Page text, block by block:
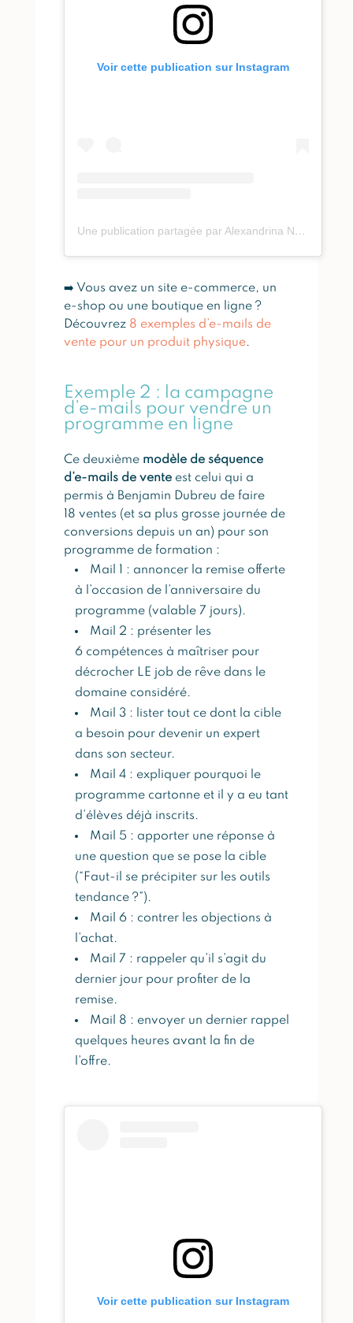
Voir cette publication sur Instagram
Une publication partagée par Alexandrina Nogueira De Sousa I Agence D’Emailing (@thewondersuccess)
➡️ Vous avez un site e-commerce, un
e-shop ou une boutique en ligne ?
Découvrez 8 exemples d’e-mails de
vente pour un produit physique.
Exemple 2 : la campagne
d’e-mails pour vendre un
programme en ligne
Ce deuxième modèle de séquence
d’e-mails de venteest celui qui a
permis à Benjamin Dubreu de faire
18 ventes (et sa plus grosse journée de
conversions depuis un an) pour son
programme de formation :
Mail 1 : annoncer la remise offerte
à l’occasion de l’anniversaire du
programme (valable 7 jours).
Mail 2 : présenter les
6 compétences à maîtriser pour
décrocher LE job de rêve dans le
domaine considéré.
Mail 3 : lister tout ce dont la cible
a besoin pour devenir un expert
dans son secteur.
Mail 4 : expliquer pourquoi le
programme cartonne et il y a eu tant
d’élèves déjà inscrits.
Mail 5 : apporter une réponse à
une question que se pose la cible
(“Faut-il se précipiter sur les outils
tendance ?”).
Mail 6 : contrer les objections à
l’achat.
Mail 7 : rappeler qu’il s’agit du
dernier jour pour profiter de la
remise.
Mail 8 : envoyer un dernier rappel
quelques heures avant la fin de
l’offre.
Voir cette publication sur Instagram